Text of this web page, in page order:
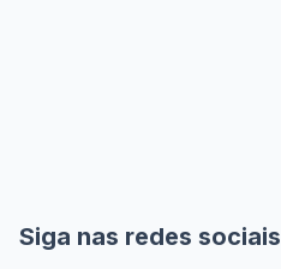
Siga nas redes sociais